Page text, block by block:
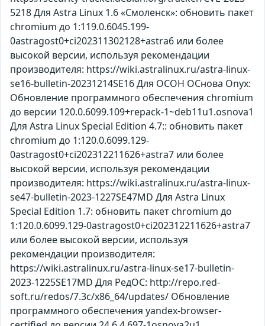
5218 Для Astra Linux 1.6 «Смоленск»: обновить пакет
chromium до 1:119.0.6045.199-
0astragost0+ci202311302128+astra6 или более
высокой версии, используя рекомендации
производителя: https://wiki.astralinux.ru/astra-linux-
se16-bulletin-20231214SE16 Для ОСОН ОСнова Оnyx:
Обновление программного обеспечения chromium
до версии 120.0.6099.109+repack-1~deb11u1.osnova1
Для Astra Linux Special Edition 4.7:: обновить пакет
chromium до 1:120.0.6099.129-
0astragost0+ci202312211626+astra7 или более
высокой версии, используя рекомендации
производителя: https://wiki.astralinux.ru/astra-linux-
se47-bulletin-2023-1227SE47MD Для Astra Linux
Special Edition 1.7: обновить пакет chromium до
1:120.0.6099.129-0astragost0+ci202312211626+astra7
или более высокой версии, используя
рекомендации производителя:
https://wiki.astralinux.ru/astra-linux-se17-bulletin-
2023-1225SE17MD Для РедОС: http://repo.red-
soft.ru/redos/7.3c/x86_64/updates/ Обновление
программного обеспечения yandex-browser-